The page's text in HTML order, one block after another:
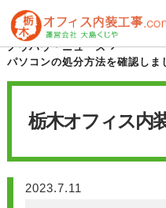
HOME
栃木オフィス内装工事 ブログ
ノウハウ・ニュース
パソコンの処分方法を確認しま
栃木オフィス内
2023.7.11